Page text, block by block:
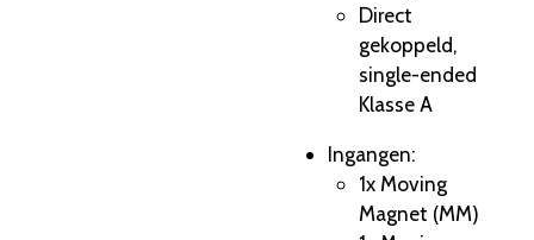
Direct
gekoppeld,
single-ended
Klasse A
Ingangen:
1x Moving
Magnet (MM)